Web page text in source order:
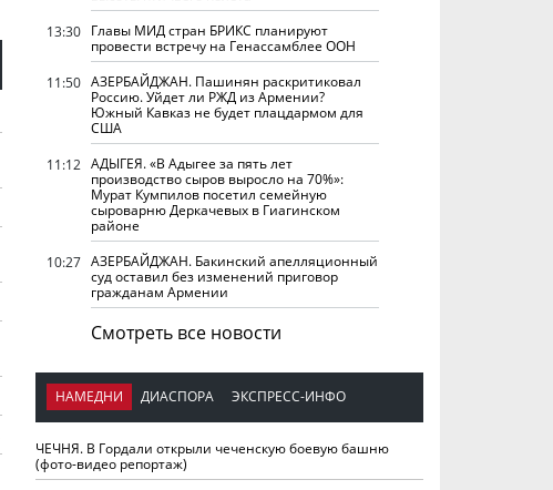
13:30 Главы МИД стран БРИКС планируют
провести встречу на Генассамблее ООН
11:50 АЗЕРБАЙДЖАН. Пашинян раскритиковал
Россию. Уйдет ли РЖД из Армении?
Южный Кавказ не будет плацдармом для
США
11:12 АДЫГЕЯ. «В Адыгее за пять лет
производство сыров выросло на 70%»:
Мурат Кумпилов посетил семейную
сыроварню Деркачевых в Гиагинском
районе
10:27 АЗЕРБАЙДЖАН. Бакинский апелляционный
суд оставил без изменений приговор
гражданам Армении
Смотреть все новости
НАМЕДНИ ДИАСПОРА ЭКСПРЕСС-ИНФО
ЧЕЧНЯ. В Гордали открыли чеченскую боевую башню
(фото-видео репортаж)